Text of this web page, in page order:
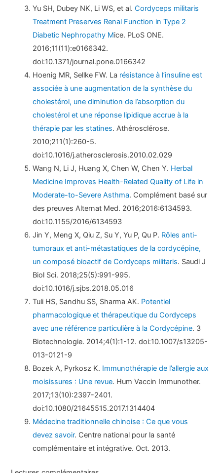
Yu SH, Dubey NK, Li WS, et al.Cordyceps militaris
Treatment Preserves Renal Function in Type 2
Diabetic Nephropathy Mice. PLoS ONE.
2016;11(11):e0166342.
doi:10.1371/journal.pone.0166342
Hoenig MR, Sellke FW. La résistance à l’insuline est
associée à une augmentation de la synthèse du
cholestérol, une diminution de l’absorption du
cholestérol et une réponse lipidique accrue à la
thérapie par les statines. Athérosclérose.
2010;211(1):260-5.
doi:10.1016/j.atherosclerosis.2010.02.029
Wang N, Li J, Huang X, Chen W, Chen Y. Herbal
Medicine Improves Health-Related Quality of Life in
Moderate-to-Severe Asthma. Complément basé sur
des preuves Alternat Med. 2016;2016:6134593.
doi:10.1155/2016/6134593
Jin Y, Meng X, Qiu Z, Su Y, Yu P, Qu P. Rôles anti-
tumoraux et anti-métastatiques de la cordycépine,
un composé bioactif de Cordyceps militaris. Saudi J
Biol Sci. 2018;25(5):991-995.
doi:10.1016/j.sjbs.2018.05.016
Tuli HS, Sandhu SS, Sharma AK. Potentiel
pharmacologique et thérapeutique du Cordyceps
avec une référence particulière à la Cordycépine. 3
Biotechnologie. 2014;4(1):1-12. doi:10.1007/s13205-
013-0121-9
Bozek A, Pyrkosz K. Immunothérapie de l’allergie aux
moisissures : Une revue. Hum Vaccin Immunother.
2017;13(10):2397-2401.
doi:10.1080/21645515.2017.1314404
Médecine traditionnelle chinoise : Ce que vous
devez savoir. Centre national pour la santé
complémentaire et intégrative. Oct. 2013.